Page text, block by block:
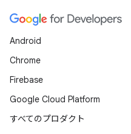
Android
Chrome
Firebase
Google Cloud Platform
すべてのプロダクト